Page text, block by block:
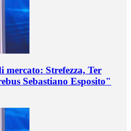
Strefezza, Ter
Sebastiano Esposito"